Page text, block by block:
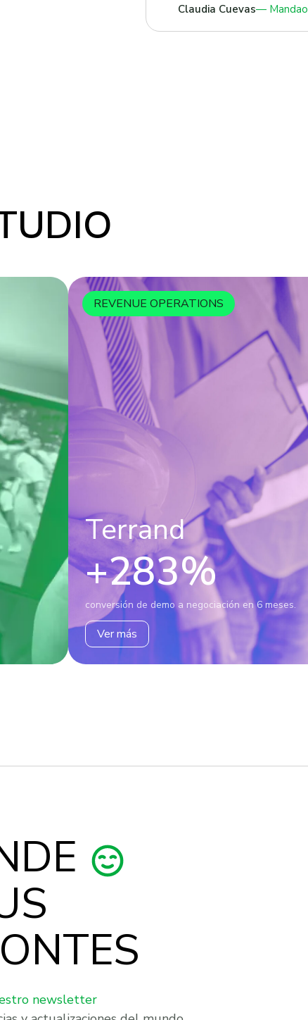
Claudia Cuevas Mandao
REVENUE OPERATIONS
Terrand
+283%
conversión de demo a negociación en 6 meses.
Ver más
newsletter